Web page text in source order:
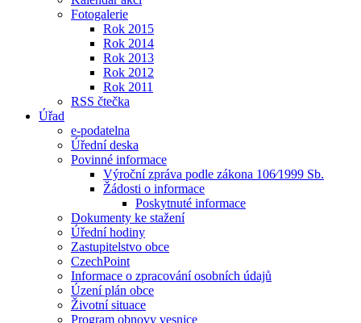
Fotogalerie
Rok 2015
Rok 2014
Rok 2013
Rok 2012
Rok 2011
RSS čtečka
Úřad
e-podatelna
Úřední deska
Povinné informace
Výroční zpráva podle zákona 106⁄1999 Sb.
Žádosti o informace
Poskytnuté informace
Dokumenty ke stažení
Úřední hodiny
Zastupitelstvo obce
CzechPoint
Informace o zpracování osobních údajů
Úzení plán obce
Životní situace
Program obnovy vesnice